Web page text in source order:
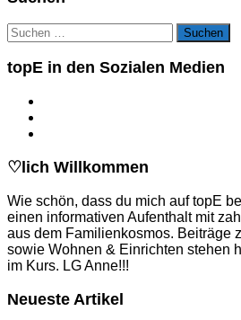
Suchen
nach:
topE in den Sozialen Medien
♡lich Willkommen
Wie schön, dass du mich auf topE
einen informativen Aufenthalt mit
aus dem Familienkosmos. Beiträge
sowie Wohnen & Einrichten stehen
im Kurs. LG Anne!!!
Neueste Artikel